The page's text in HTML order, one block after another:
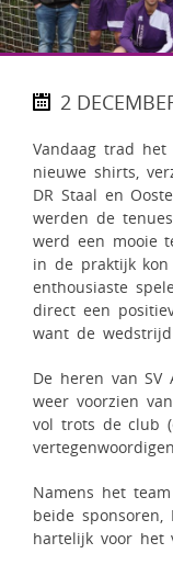
2
Vandaag trad
nieuwe shirts,
DR Staal en
werden de
werd een mooie
in de praktijk
enthousiaste
direct een
want de
De heren van
weer voorzien
vol trots de club
Namens het
beide sponsoren,
hartelijk voor het